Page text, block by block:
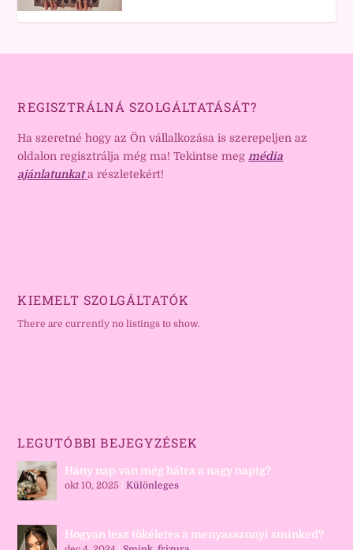
REGISZTRÁLNÁ SZOLGÁLTATÁSÁT?
Ha szeretné hogy az Ön vállalkozása is szerepeljen az
oldalon regisztrálja még ma! Tekintse meg média
ajánlatunkat a részletekért!
KIEMELT SZOLGÁLTATÓK
There are currently no listings to show.
LEGUTÓBBI BEJEGYZÉSEK
Hány nap van még hátra a nagy napig?
okt 10, 2025 |Különleges
Hogyan lesz tökéletes a menyasszonyi sminked?